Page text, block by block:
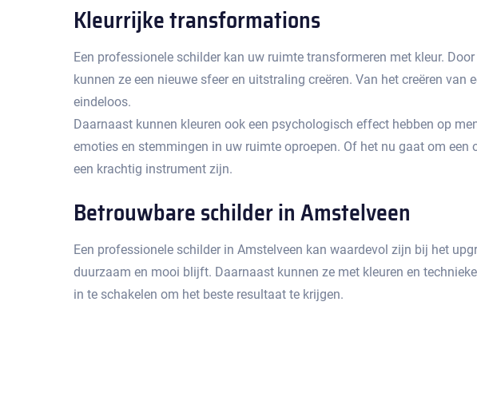
Kleurrijke transformations
Een professionele schilder kan uw ruimte transformeren met kleur.​
kunnen ze een nieuwe sfeer en uitstraling creëren.​ Van het creëren
eindeloos.​
Daarnaast kunnen kleuren ook een psychologisch effect hebben op
emoties en stemmingen in uw ruimte oproepen.​ Of het nu gaat om
een krachtig instrument zijn.​
Betrouwbare schilder in Amstelveen
Een professionele schilder in Amstelveen kan waardevol zijn bij het
duurzaam en mooi blijft.​ Daarnaast kunnen ze met kleuren en
in te schakelen om het beste resultaat te krijgen.​